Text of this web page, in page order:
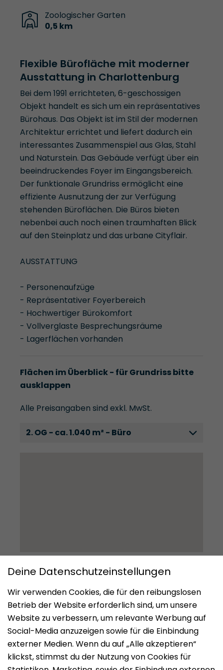
Zoologischer Garten
0,5 km
Flexible Bürofläche mit moderner
Ausstattung in Charlottenburg
Bei dem 1991 errichteten, 6-geschossigen
Objekt handelt es sich um ein repräsentatives
Bürohaus. Das Objekt ist im Stil der modernen
Architektur errichtet und liefert dadurch ein
interessantes Zusammenspiel aus Glas, Stahl
und Naturstein. Das Gebäude verfügt über ein
beeindruckendes Foyer im Eingangsbereich.
Der funktionale Grundriss ermöglicht eine
effiziente Ausnutzung der zur Verfügung
stehenden Büroflächen. Die Büros bieten
nebenbei auch noch einen traumhaften Blick
auf den Steinplatz und das urbane Cityflair.
AUSSTATTUNG
- Personenaufzüge
- Repräsentativer Foyerbereich
- Hochwertiger Bürokomfort
- Vollverglaste Besprechungsräume
- Lagerflächen vorhanden
Flächen im Überblick - für Grundriss bitte
ausklappen
Alle Preisangaben sind exkl. MwSt.
2. OG - ca. 1.040 m² - Büro